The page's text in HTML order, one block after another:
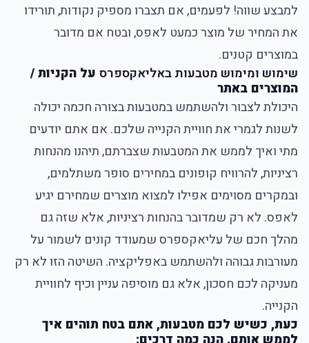
למבצע שווה! לפעמים, אם תצברו מספיק נקודות, תורידו
את המחיר של מוצר כמעט לאפס, ובטח אם מדובר
במוצרים קטנים.
שימוש ומימוש מטבעות באליאקספרס על הקניות /
המוצרים באתר
היכולת לצבור ולהשתמש במטבעות בצורה חכמה יכולה
לשנות לגמרי את חוויית הקנייה שלכם. אם אתם יודעים
מתי ואיך לממש את המטבעות שצברתם, תיהנו מהנחות
רציניות, להרוויח קופונים במחירים סופר משתלמים,
ובמקרים מסוימים אפילו למצוא מוצרים שמחירם יגיע
לאפס. לא רק שמדובר בהנחות רציניות, אלא שזה גם
מהלך חכם של עליאקספרס שמעודד קונים לשמור על
מעורבות גבוהה ולהשתמש באפליקציה. השיטה הזו לא רק
מעניקה לכם חסכון, אלא גם מוסיפה עניין וכיף לחוויית
הקנייה.
כעת, כשיש לכם מטבעות, אתם בטח תוהים איך